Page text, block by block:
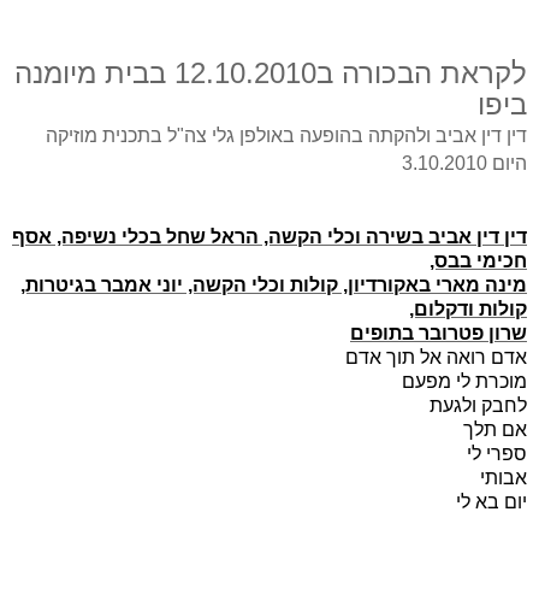
לקראת הבכורה ב12.10.2010 בבית מיומנה
ביפו
דין דין אביב ולהקתה בהופעה באולפן גלי צה"ל בתכנית מוזיקה
היום 3.10.2010
דין דין אביב בשירה וכלי הקשה, הראל שחל בכלי נשיפה, אסף
חכימי בבס,
מינה מארי באקורדיון, קולות וכלי הקשה, יוני אמבר בגיטרות,
קולות ודקלום,
שרון פטרובר בתופים
אדם רואה אל תוך אדם
מוכרת לי מפעם
לחבק ולגעת
אם תלך
ספרי לי
אבותי
יום בא לי